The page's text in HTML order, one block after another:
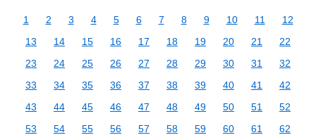
1 2 3 4 5 6 7 8 9 10 11
12
13
14 15 16 17 18 19 20 21
22
23
24 25 26 27 28 29 30 31
32
33
34 35 36 37 38 39 40 41
42
43
44 45 46 47 48 49 50 51
52
53
54 55 56 57 58 59 60 61
62